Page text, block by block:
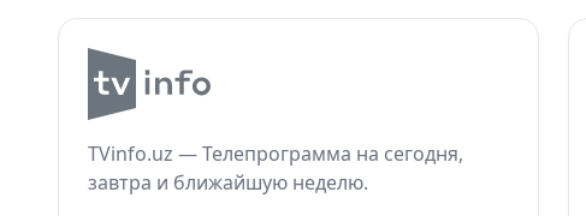
TVinfo.uz — Телепрограмма на сегодня,
завтра и ближайшую неделю.